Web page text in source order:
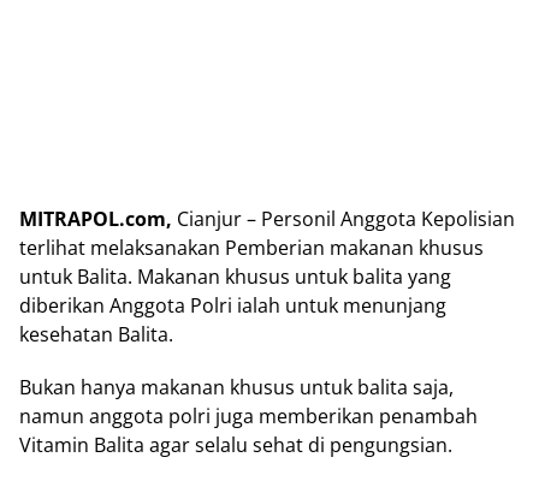
MITRAPOL.com, Cianjur – Personil Anggota Kepolisian
terlihat melaksanakan Pemberian makanan khusus
untuk Balita. Makanan khusus untuk balita yang
diberikan Anggota Polri ialah untuk menunjang
kesehatan Balita.
Bukan hanya makanan khusus untuk balita saja,
namun anggota polri juga memberikan penambah
Vitamin Balita agar selalu sehat di pengungsian.